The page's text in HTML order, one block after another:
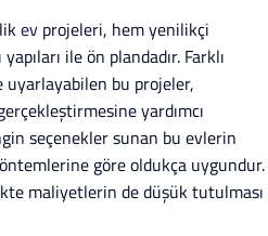
ev projeleri, hem yenilikçi
ile ön plandadır. Farklı
uyarlayabilen bu projeler,
yardımcı
seçenekler sunan bu evlerin
göre oldukça uygundur.
maliyetlerin de düşük tutulması